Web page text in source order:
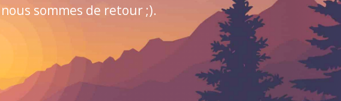
sommes de retour ;).